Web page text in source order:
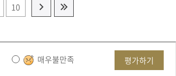
10
매우불만족 평가하기